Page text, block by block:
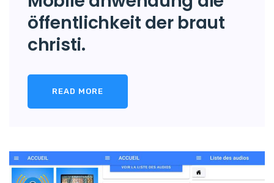
öffentlichkeit der braut
christi.
READ MORE